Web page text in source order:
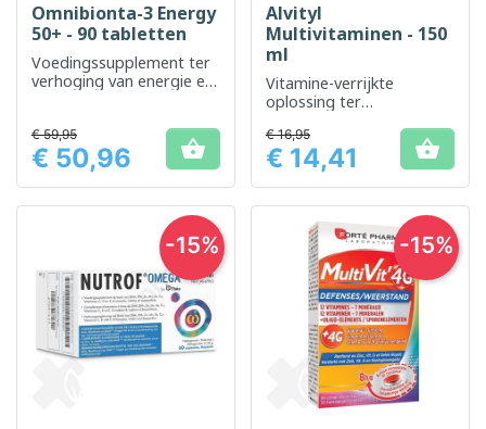
Omnibionta-3 Energy
50+ - 90 tabletten
Voedingssupplement ter
verhoging van energie en
Prijs
€ 59,95
€ 50,96 
Alvityl
Multivitaminen - 150
ml
Vitamine-verrijkte
oplossing ter
dagelijkse vitaliteit
Prijs
€ 16,95
€ 14,41 
-15% -15%